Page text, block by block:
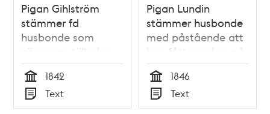
Pigan Gihlström
stämmer fd
husbonde som
vägrar ge tillbaka
hennes kläder -
rättsfall 1842
Tid
1842
Typ
Text
Pigan Lundin
stämmer husbonde
med påstående att
hon fått sparken på
felaktiga grunder
Tid
1846
Typ
Text